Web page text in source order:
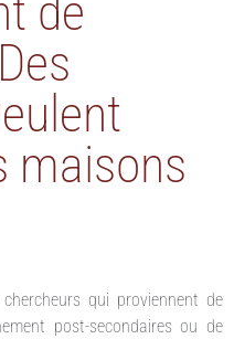
de
maisons
qui proviennent de
post-secondaires ou de